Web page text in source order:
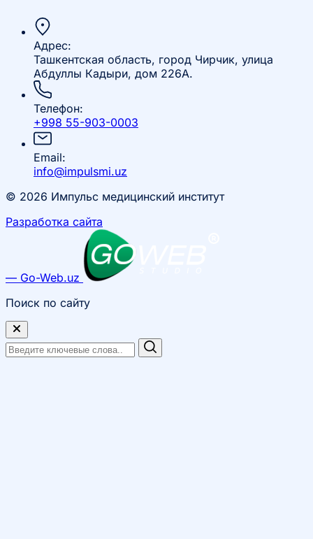
Адрес:
Ташкентская область, город Чирчик, улица
Абдуллы Кадыри, дом 226А.
Телефон:
+998 55-903-0003
Email:
info@impulsmi.uz
© 2026 Импульс медицинский институт
Разработка сайта
— Go-Web.uz
Поиск по сайту